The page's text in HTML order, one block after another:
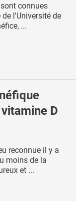
connues
l'Université de
...
D
reconnue il y a
moins de la
et ...